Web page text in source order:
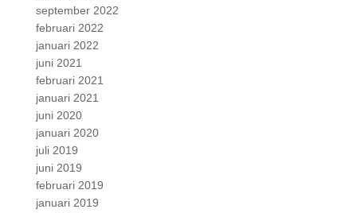
september 2022
februari 2022
januari 2022
juni 2021
februari 2021
januari 2021
juni 2020
januari 2020
juli 2019
juni 2019
februari 2019
januari 2019